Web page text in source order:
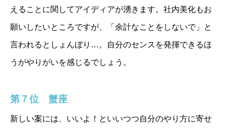
えることに関してアイディアが湧きます。社内美化もお
願いしたいところですが、「余計なことをしないで」と
言われるとしょんぼり…。自分のセンスを発揮できるほ
うがやりがいを感じるでしょう。
第７位 蟹座
新しい案には、いいよ！といいつつ自分のやり方に寄せ